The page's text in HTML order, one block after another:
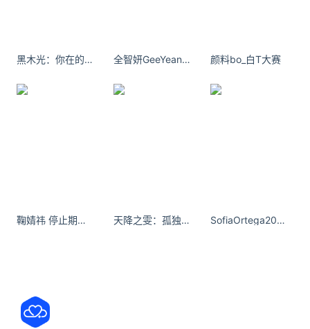
提下有效降低 Tensor Core、CUDA Core 及 SFU 开
兼顾访存与并行的折中架构
：将计算流程拆分为两个
环境检查：确认硬件为 NVIDIA SM90（Hopper 架
pip 完成编译安装。
黑木光：你在的时候空气都是甜的。 全智妍GeeYean 165的脸 172的身高 注定只能走御姐路线了[二哈] ​​​​ 颜料bo_白T大赛
鞠婧祎 停止期待 我只想睡个好觉 天降之雯：孤独的岛躺在海的怀抱#初恋脸 #甜美 SofiaOrtega2003当世界对你冷漠，我的怀抱永远为你敞开。